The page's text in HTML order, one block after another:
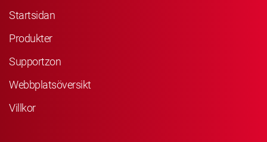
Startsidan
Produkter
Supportzon
Webbplatsöversikt
Villkor